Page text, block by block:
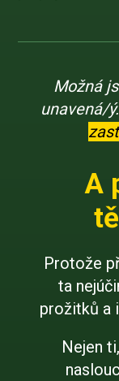
Možná
unavená/
A
Protože
ta
prožitků a
Nejen